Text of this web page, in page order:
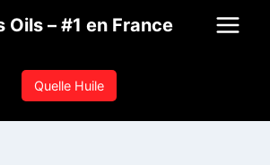
Oils – #1 en France
Quelle Huile